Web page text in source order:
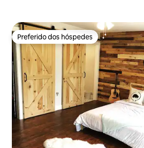
Preferido dos hóspedes
Preferido dos hóspedes